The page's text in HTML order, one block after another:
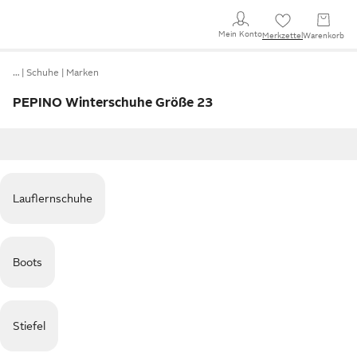
Mein KontoMerkzettel Warenkorb
… Schuhe Marken
PEPINO Winterschuhe Größe 23
Lauflernschuhe
Boots
Stiefel